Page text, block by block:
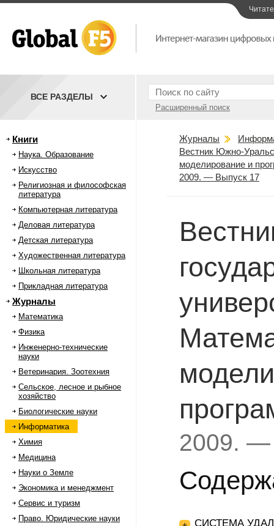
Расширенный поиск
ВСЕ РАЗДЕЛЫ
Книги
Наука. Образование
Искусство
Религиозная и философская
литература
Компьютерная литература
Деловая литература
Детская литература
Художественная литература
Школьная литература
Прикладная литература
Журналы
Математика
Физика
Инженерно-технические
науки
Ветеринария. Зоотехния
Сельское, лесное и рыбное
хозяйство
Биологические науки
Информатика
Химия
Медицина
Науки о Земле
Экономика и менеджмент
Сервис и туризм
Право. Юридические науки
Журналы
Вестник Южно-
моделирование и
2009. — Выпуск 17
2009. —
СИСТЕМА